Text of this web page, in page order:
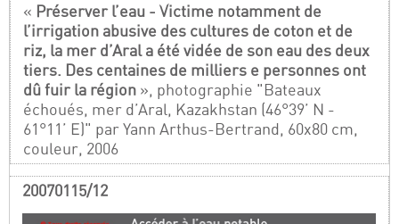
« Préserver l’eau - Victime notamment de
l’irrigation abusive des cultures de coton et de
riz, la mer d’Aral a été vidée de son eau des deux
tiers. Des centaines de milliers e personnes ont
dû fuir la région », photographie "Bateaux
échoués, mer d’Aral, Kazakhstan (46°39’ N -
61°11’ E)" par Yann Arthus-Bertrand, 60x80 cm,
couleur, 2006
20070115/12